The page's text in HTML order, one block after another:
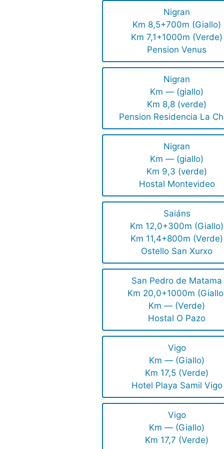
Nigran
Km 8,5+700m (Giallo)
Km 7,1+1000m (Verde)
Pension Venus
Nigran
Km — (giallo)
Km 8,8 (verde)
Pension Residencia La
Nigran
Km — (giallo)
Km 9,3 (verde)
Hostal Montevideo
Saiáns
Km 12,0+300m (Giallo)
Km 11,4+800m (Verde)
Ostello San Xurxo
San Pedro de Matama
Km 20,0+1000m
Km — (Verde)
Hostal O Pazo
Vigo
Km — (Giallo)
Km 17,5 (Verde)
Hotel Playa Samil Vigo
Vigo
Km — (Giallo)
Km 17,7 (Verde)